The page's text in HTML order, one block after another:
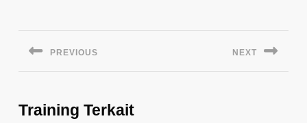
PREVIOUS NEXT
Training Terkait